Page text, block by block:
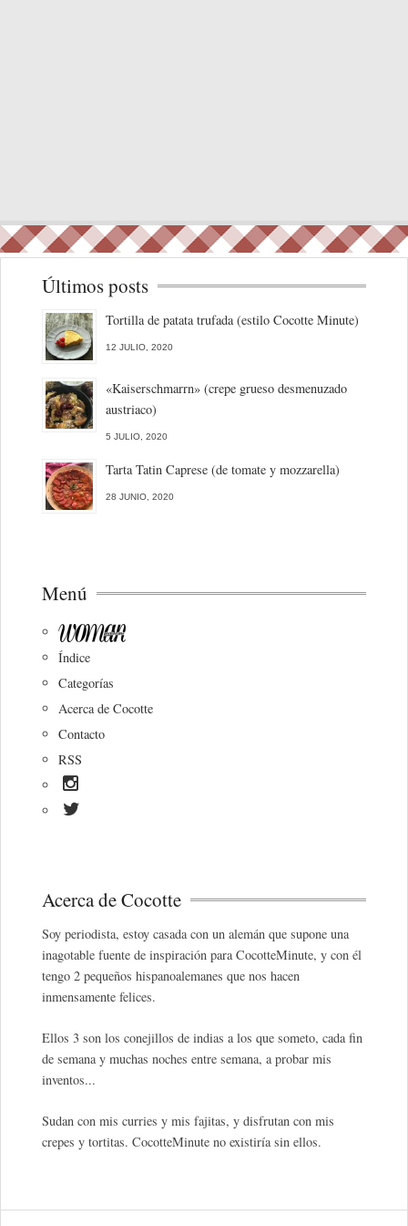
Últimos posts
Tortilla de patata trufada (estilo Cocotte Minute)
12 JULIO, 2020
«Kaiserschmarrn» (crepe grueso desmenuzado
austriaco)
5 JULIO, 2020
Tarta Tatin Caprese (de tomate y mozzarella)
28 JUNIO, 2020
Menú
Índice
Categorías
Acerca de Cocotte
Contacto
RSS
Acerca de Cocotte
Soy periodista, estoy casada con un alemán que supone una
inagotable fuente de inspiración para CocotteMinute, y con él
tengo 2 pequeños hispanoalemanes que nos hacen
inmensamente felices.
Ellos 3 son los conejillos de indias a los que someto, cada fin
de semana y muchas noches entre semana, a probar mis
inventos...
Sudan con mis curries y mis fajitas, y disfrutan con mis
crepes y tortitas. CocotteMinute no existiría sin ellos.